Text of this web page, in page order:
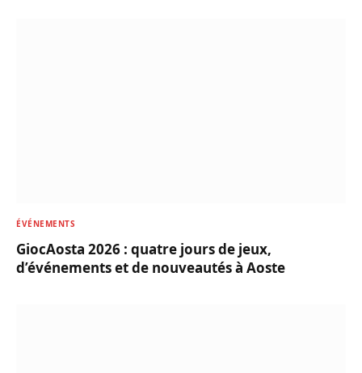
ÉVÉNEMENTS
GiocAosta 2026 : quatre jours de jeux,
d’événements et de nouveautés à Aoste